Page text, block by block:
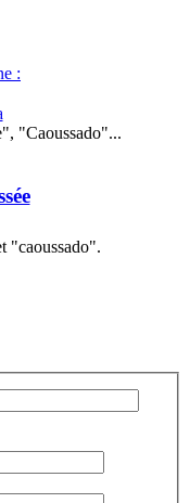
:
"Caoussado"...
"caoussado".